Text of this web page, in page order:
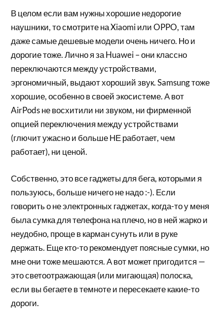
В целом если вам нужны хорошие недорогие
наушники, то смотрите на Xiaomi или OPPO, там
даже самые дешевые модели очень ничего. Но и
дорогие тоже. Лично я за Huawei – они классно
переключаются между устройствами,
эргономичный, выдают хороший звук. Samsung тоже
хорошие, особенно в своей экосистеме. А вот
AirPods не восхитили ни звуком, ни фирменной
опцией переключения между устройствами
(глючит ужасно и больше НЕ работает, чем
работает), ни ценой.
Собственно, это все гаджеты для бега, которыми я
пользуюсь, больше ничего не надо :-). Если
говорить о не электронных гаджетах, когда-то у меня
была сумка для телефона на плечо, но в ней жарко и
неудобно, проще в карман сунуть или в руке
держать. Еще кто-то рекомендует поясные сумки, но
мне они тоже мешаются. А вот может пригодится —
это светоотражающая (или мигающая) полоска,
если вы бегаете в темноте и пересекаете какие-то
дороги.